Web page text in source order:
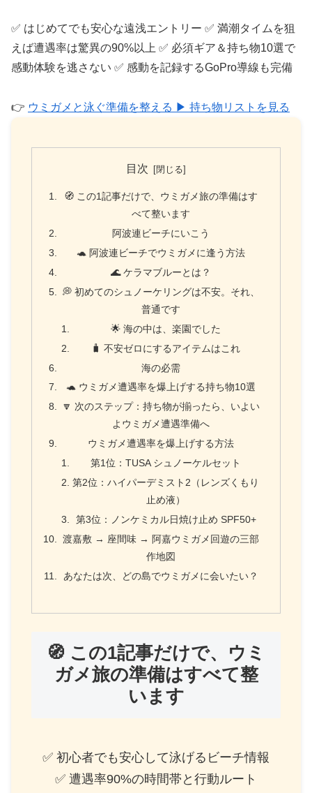
✅ はじめてでも安心な遠浅エントリー ✅ 満潮タイムを狙
えば遭遇率は驚異の90%以上 ✅ 必須ギア＆持ち物10選で
感動体験を逃さない ✅ 感動を記録するGoPro導線も完備
👉 ウミガメと泳ぐ準備を整える ▶ 持ち物リストを見る
目次
🧭 この1記事だけで、ウミガメ旅の準備はす
べて整います
阿波連ビーチにいこう
🐢 阿波連ビーチでウミガメに逢う方法
🌊 ケラマブルーとは？
💭 初めてのシュノーケリングは不安。それ、
普通です
🌟 海の中は、楽園でした
🧳 不安ゼロにするアイテムはこれ
海の必需
🐢 ウミガメ遭遇率を爆上げする持ち物10選
🔽 次のステップ：持ち物が揃ったら、いよい
よウミガメ遭遇準備へ
ウミガメ遭遇率を爆上げする方法
第1位：TUSA シュノーケルセット
第2位：ハイパーデミスト2（レンズくもり
止め液）
第3位：ノンケミカル日焼け止め SPF50+
渡嘉敷 → 座間味 → 阿嘉ウミガメ回遊の三部
作地図
あなたは次、どの島でウミガメに会いたい？
🧭 この1記事だけで、ウミ
ガメ旅の準備はすべて整
います
✅ 初心者でも安心して泳げるビーチ情報
✅ 遭遇率90%の時間帯と行動ルート